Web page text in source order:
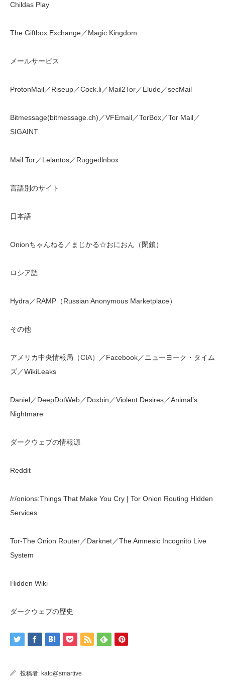
Childas Play
The Giftbox Exchange／Magic Kingdom
メールサービス
ProtonMail／Riseup／Cock.li／Mail2Tor／Elude／secMail
Bitmessage(bitmessage.ch)／VFEmail／TorBox／Tor Mail／
SIGAINT
Mail Tor／Lelantos／Ruggedlnbox
言語別のサイト
日本語
Onionちゃんねる／まじかる☆おにおん（閉鎖）
ロシア語
Hydra／RAMP（Russian Anonymous Marketplace）
その他
アメリカ中央情報局（CIA）／Facebook／ニューヨーク・タイム
ズ／WikiLeaks
Daniel／DeepDotWeb／Doxbin／Violent Desires／Animal’s
Nightmare
ダークウェブの情報源
Reddit
/r/onions:Things That Make You Cry | Tor Onion Routing Hidden
Services
Tor-The Onion Router／Darknet／The Amnesic Incognito Live
System
Hidden Wiki
ダークウェブの歴史
投稿者: kato@smartive